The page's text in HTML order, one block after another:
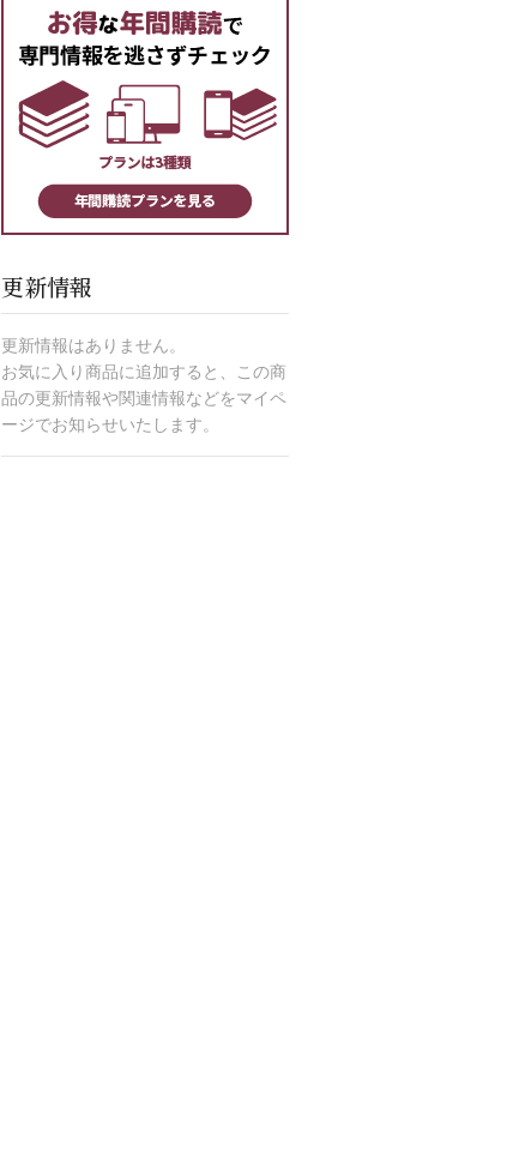
更新情報
更新情報はありません。
お気に入り商品に追加すると、この商
品の更新情報や関連情報などをマイペ
ージでお知らせいたします。